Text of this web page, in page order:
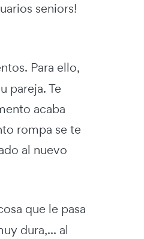
seniors!
Para ello,
pareja. Te
acaba
rompa se te
al nuevo
que le pasa
dura,... al